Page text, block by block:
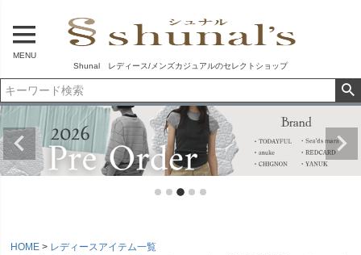
MENU
Shunal レディース/メンズカジュアルのセレクトショップ
HOME
レディースアイテム一覧